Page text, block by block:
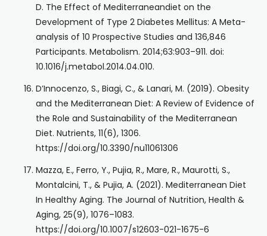
D. The Effect of Mediterraneandiet on the
Development of Type 2 Diabetes Mellitus: A Meta-
analysis of 10 Prospective Studies and 136,846
Participants. Metabolism. 2014;63:903–911. doi:
10.1016/j.metabol.2014.04.010.
D’Innocenzo, S., Biagi, C., & Lanari, M. (2019). Obesity
and the Mediterranean Diet: A Review of Evidence of
the Role and Sustainability of the Mediterranean
Diet. Nutrients, 11(6), 1306.
https://doi.org/10.3390/nu11061306
Mazza, E., Ferro, Y., Pujia, R., Mare, R., Maurotti, S.,
Montalcini, T., & Pujia, A. (2021). Mediterranean Diet
In Healthy Aging. The Journal of Nutrition, Health &
Aging, 25(9), 1076–1083.
https://doi.org/10.1007/s12603-021-1675-6